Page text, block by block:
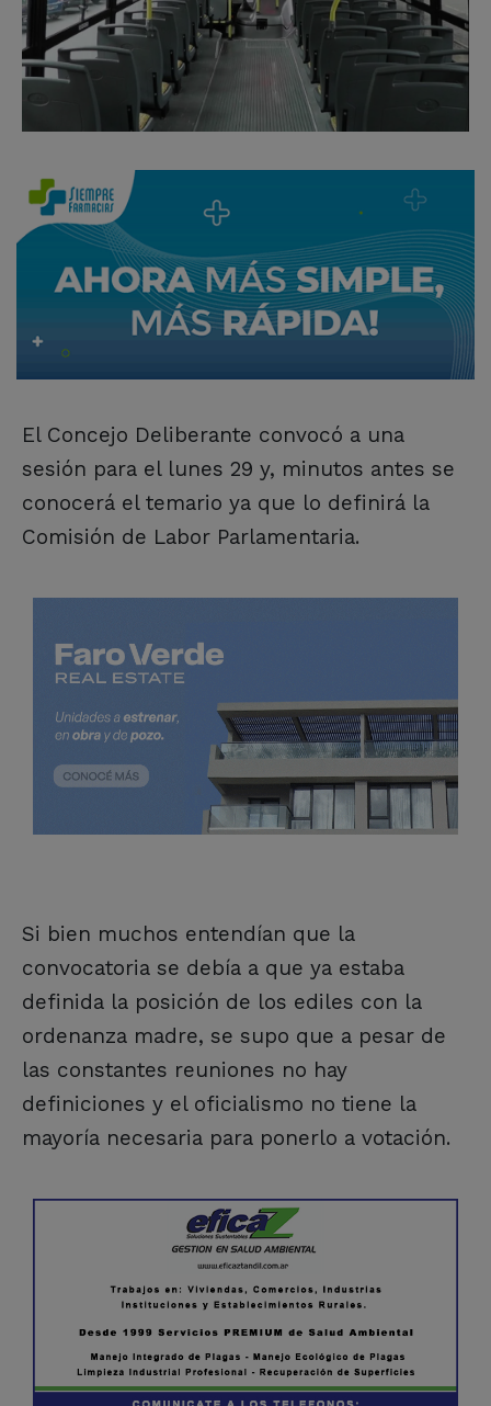
El Concejo Deliberante convocó a una
sesión para el lunes 29 y, minutos antes se
conocerá el temario ya que lo definirá la
Comisión de Labor Parlamentaria.
Si bien muchos entendían que la
convocatoria se debía a que ya estaba
definida la posición de los ediles con la
ordenanza madre, se supo que a pesar de
las constantes reuniones no hay
definiciones y el oficialismo no tiene la
mayoría necesaria para ponerlo a votación.